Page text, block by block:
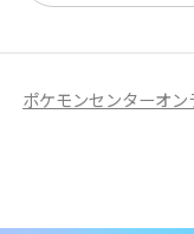
ポケモンセンターオン